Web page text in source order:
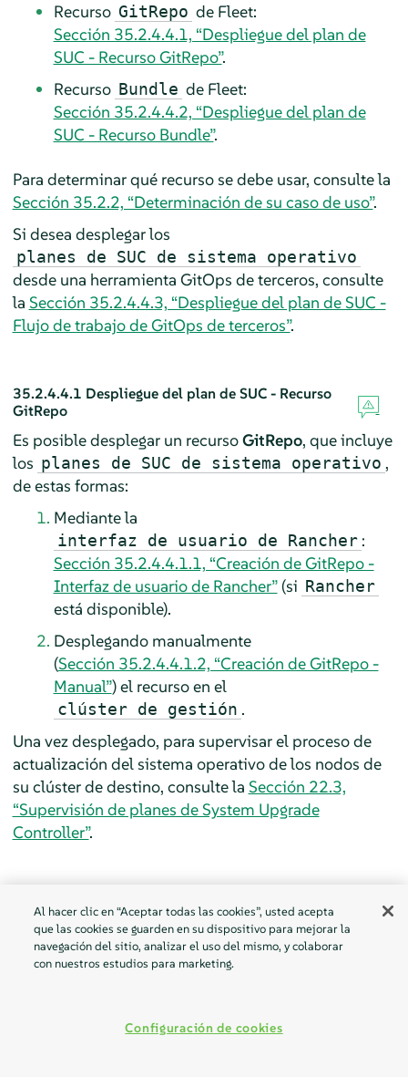
Recurso GitRepo de Fleet:
Sección 35.2.4.4.1, “Despliegue del plan de
SUC - Recurso GitRepo”.
Recurso Bundle de Fleet:
Sección 35.2.4.4.2, “Despliegue del plan de
SUC - Recurso Bundle”.
Para determinar qué recurso se debe usar, consulte la
Sección 35.2.2, “Determinación de su caso de uso”.
Si desea desplegar los
planes de SUC de sistema operativo
desde una herramienta GitOps de terceros, consulte
la Sección 35.2.4.4.3, “Despliegue del plan de SUC -
Flujo de trabajo de GitOps de terceros”.
35.2.4.4.1 Despliegue del plan de SUC - Recurso
GitRepo
Es posible desplegar un recursoGitRepo, que incluye
los planes de SUC de sistema operativo ,
de estas formas:
Mediante la
interfaz de usuario de Rancher :
Sección 35.2.4.4.1.1, “Creación de GitRepo -
Interfaz de usuario de Rancher”(si Rancher
está disponible).
Desplegando manualmente
(Sección 35.2.4.4.1.2, “Creación de GitRepo -
Manual”) el recurso en el
clúster de gestión .
Una vez desplegado, para supervisar el proceso de
actualización del sistema operativo de los nodos de
su clúster de destino, consulte la Sección 22.3,
“Supervisión de planes de System Upgrade
Controller”.
usuario de Rancher
Para crear un recursoGitRepo con la interfaz de
usuario de Rancher, siga ladocumentación oficial
para usar. Dependiendo de su entorno, se puede
Al hacer clic en “Aceptar todas las cookies”, usted acepta
que las cookies se guarden en su dispositivo para mejorar la
navegación del sitio, analizar el uso del mismo, y colaborar
con nuestros estudios para marketing.
Configuración de cookies